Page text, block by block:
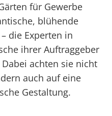
für Gewerbe
blühende
die Experten in
ihrer Auftraggeber
achten sie nicht
auch auf eine
Gestaltung.